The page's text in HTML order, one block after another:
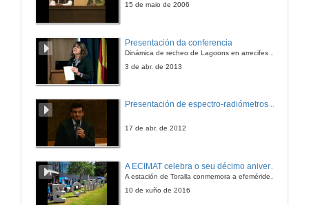
21 de maio de 2012
15 de maio de 2006
Presentación da conferencia
Dinámica de recheo de Lagoons en arrecifes de coral
3 de abr. de 2013
Presentación de espectro-radiómetros ASD
17 de abr. de 2012
A estación de Toralla conmemora a efeméride asinando un convenio coa Universidad del País Vasco
10 de xuño de 2016